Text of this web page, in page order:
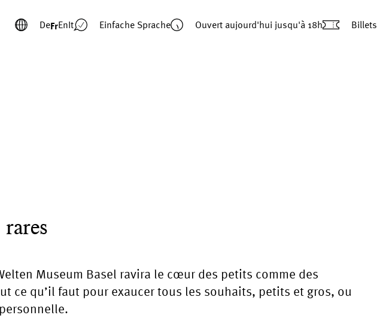
DeFrEnIt Einfache Sprache Ouvert aujourd'hui jusqu'à 18h Billets
rares
Museum Basel ravira le cœur des petits comme des
ce qu’il faut pour exaucer tous les souhaits, petits et gros, ou